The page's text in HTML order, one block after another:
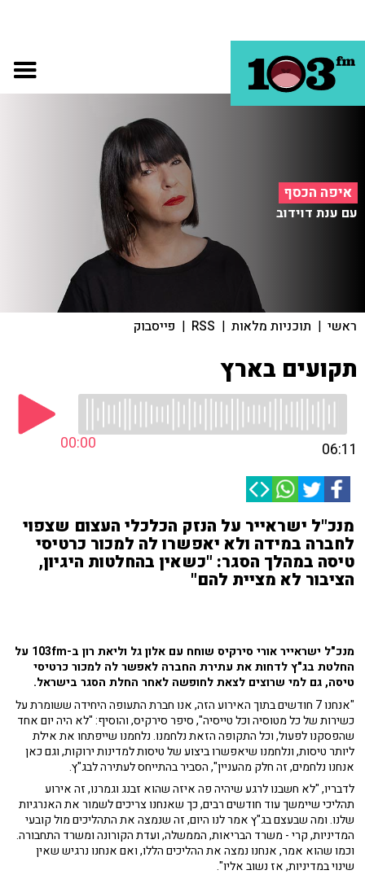
איפה הכסף
עם ענת דוידוב
ראשי | תוכניות מלאות |
RSS
| פייסבוק
תקועים בארץ
00:00 06:11
מנכ"ל ישראייר על הנזק הכלכלי העצום שצפוי
לחברה במידה ולא יאפשרו לה למכור כרטיסי
טיסה במהלך הסגר: "כשאין בהחלטות היגיון,
הציבור לא מציית להם"
מנכ"ל ישראייר אורי סירקיס שוחח עם אלון גל וליאת רון ב-103fm על
החלטת בג"ץ לדחות את עתירת החברה לאפשר לה למכור כרטיסי
טיסה, גם למי שרוצים לצאת לחופשה לאחר החלת הסגר בישראל.
"אנחנו 7 חודשים בתוך האירוע הזה, אנו חברת התעופה היחידה ששומרת על
כשירות של כל מטוסיה וכל טייסיה", סיפר סירקיס, והוסיף: "לא היה יום אחד
שהפסקנו לפעול, וכל התקופה הזאת נלחמנו. נלחמנו שייפתחו את אילת
ליותר טיסות, ונלחמנו שיאפשרו ביצוע של טיסות למדינות ירוקות, וגם כאן
אנחנו נלחמים, זה חלק מהעניין", הסביר בהתייחס לעתירה לבג"ץ.
לדבריו, "לא חשבנו לרגע שיהיה פה איזה שהוא זבנג וגמרנו, זה אירוע
תהליכי שיימשך עוד חודשים רבים, כך שאנחנו צריכים לשמור את האנרגיות
שלנו. ומה שבעצם בג"ץ אמר לנו היום, זה שנמצה את התהליכים מול קובעי
המדיניות, קרי - משרד הבריאות, הממשלה, ועדת הקורונה ומשרד התחבורה.
וכמו שהוא אמר, אנחנו נמצה את ההליכים הללו, ואם אנחנו נרגיש שאין
שינוי במדיניות, אז נשוב אליו".